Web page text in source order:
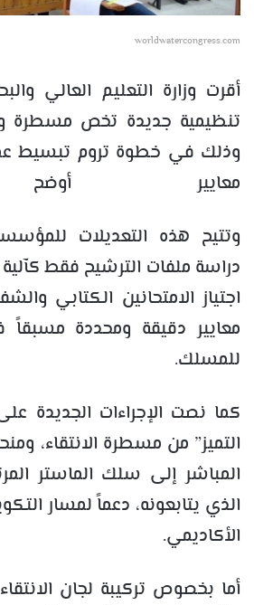
worldwatercongress.com
أقرت وزارة التعليم العالي
تنظيمية جديدة تخص مسطرة
وذلك في خطوة تروم تبسيط
معايير
وتتيح هذه التعديلات
دراسة ملفات الترشيح فقط كآلية
اجتياز الامتحانين الكتابي
معايير دقيقة ومحددة
للمسلك.
كما نصت الإجراءات الجديدة
التميز” من مسطرة الانتقاء،
المباشر إلى سلك الماستر
الذي يتابعونه، دعماً لمسار
الأكاديمي.
أما بخصوص تركيبة لجان